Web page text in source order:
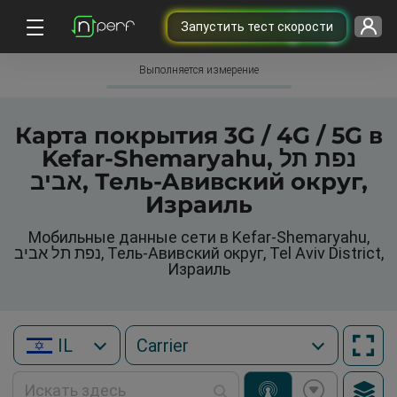
Запустить тест скорости
Выполняется измерение
Карта покрытия 3G / 4G / 5G в
Kefar-Shemaryahu, נפת תל
אביב, Тель-Авивский округ,
Израиль
Мобильные данные сети в Kefar-Shemaryahu,
נפת תל אביב, Тель-Авивский округ, Tel Aviv District,
Израиль
IL